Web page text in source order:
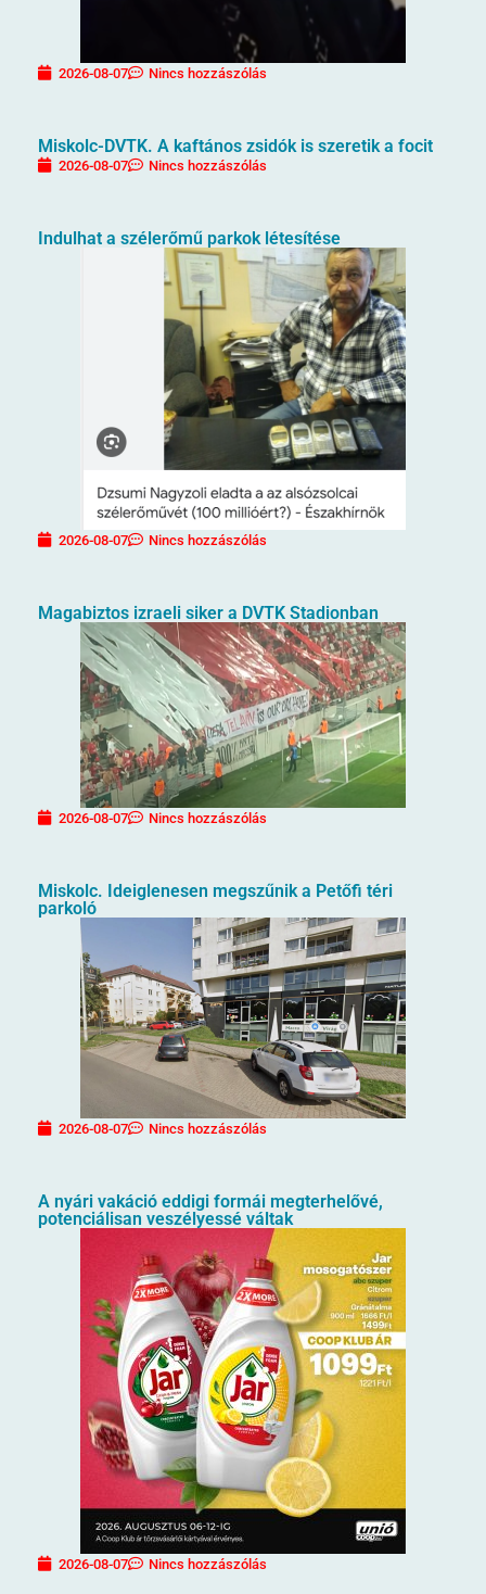
2026-08-07 Nincs hozzászólás
Miskolc-DVTK. A kaftános zsidók is szeretik a focit
2026-08-07 Nincs hozzászólás
Indulhat a szélerőmű parkok létesítése
2026-08-07 Nincs hozzászólás
Magabiztos izraeli siker a DVTK Stadionban
2026-08-07 Nincs hozzászólás
Miskolc. Ideiglenesen megszűnik a Petőfi téri
parkoló
2026-08-07 Nincs hozzászólás
A nyári vakáció eddigi formái megterhelővé,
potenciálisan veszélyessé váltak
2026-08-07 Nincs hozzászólás